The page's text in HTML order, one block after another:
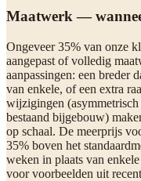
Maatwerk —
Ongeveer 35% van onze
aangepast of volledig
aanpassingen: een breder
van enkele, of een extra
wijzigingen
bestaand bijgebouw)
op schaal. De meerprijs
35% boven het
weken in plaats van enkele
voor voorbeelden uit